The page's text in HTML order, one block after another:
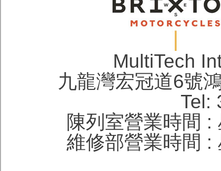
MultiTech
九龍灣宏冠道6號
Tel:
陳列室營業時間
維修部營業時間 :